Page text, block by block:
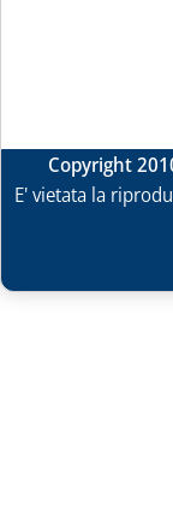
Copyright
E' vietata la